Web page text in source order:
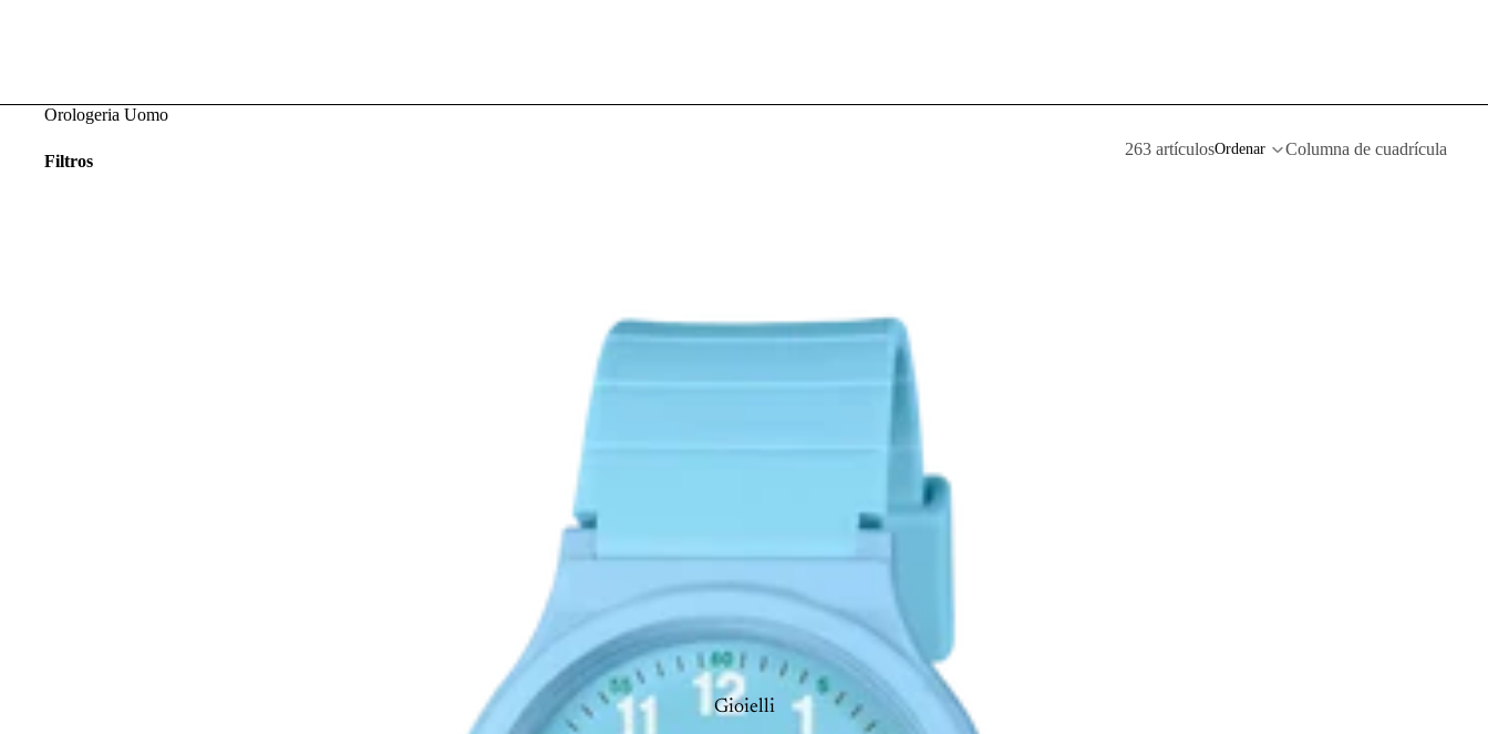
Gioielli
Orologeria Uomo
Filtros
263 artículosOrdenar Columna de cuadrícula